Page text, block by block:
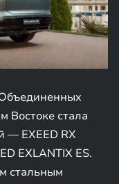
Востоке стала
— EXEED RX
EXLANTIX ES.
стальным